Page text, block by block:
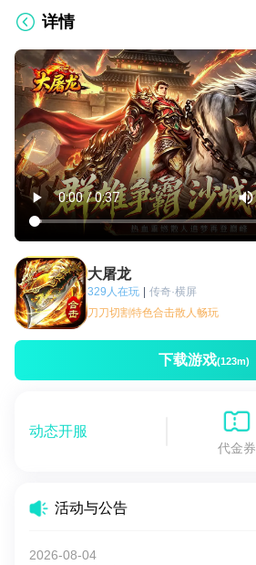
详情
大屠龙
329人在玩 | 传奇·横屏
刀刀切割特色合击散人畅玩
下载游戏(123m)
动态开服
代金券
活动与公告
2026-08-04